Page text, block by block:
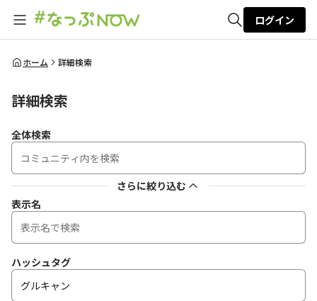
全体検索
ログイン
ホーム 詳細検索
詳細検索
全体検索
さらに絞り込む
表示名
ハッシュタグ